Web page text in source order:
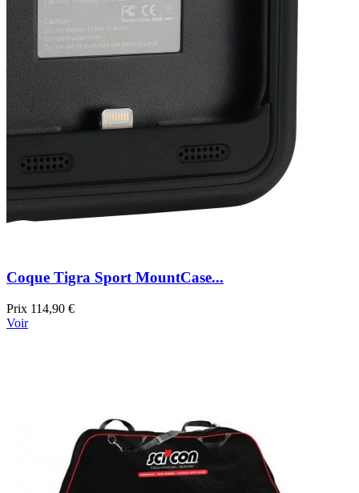
Coque Tigra Sport MountCase...
Prix 114,90 €
Voir